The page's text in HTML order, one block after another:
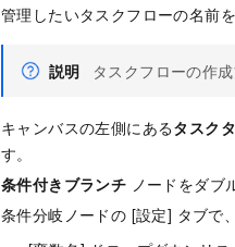
管理したいタスクフローの名前
説明 タスクフローの作
キャンバスの左側にあるタスク
す。
条件付きブランチ ノード をダブ
条件分岐ノードの [設定] タブで